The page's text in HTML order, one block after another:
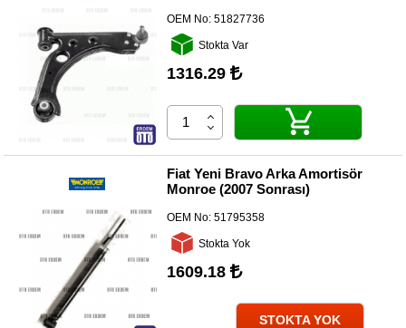
OEM No:51827736
Stokta Var
1316.29
Fiat Yeni Bravo Arka Amortisör
Monroe (2007 Sonrası)
OEM No:51795358
Stokta Yok
1609.18
STOKTA YOK